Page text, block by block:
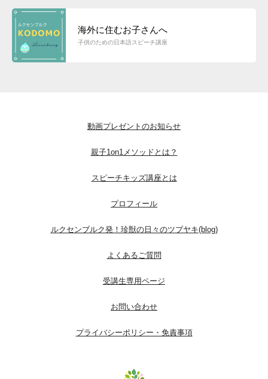
海外に住むお子さんへ
子供のための日本語スピーチ講座
動画プレゼントのお知らせ
親子1on1メソッドとは？
スピーチキッズ講座とは
プロフィール
ルクセンブルク発！珍獣の日々のツブヤキ(blog)
よくあるご質問
受講生専用ページ
お問い合わせ
プライバシーポリシー・免責事項